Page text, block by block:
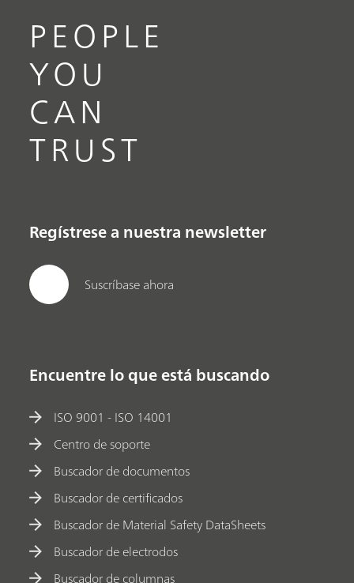
PEOPLE
YOU
CAN
TRUST
Regístrese a nuestra newsletter
Suscríbase ahora
Encuentre lo que está buscando
ISO 9001 - ISO 14001
Centro de soporte
Buscador de documentos
Buscador de certificados
Buscador de Material Safety DataSheets
Buscador de electrodos
Buscador de columnas